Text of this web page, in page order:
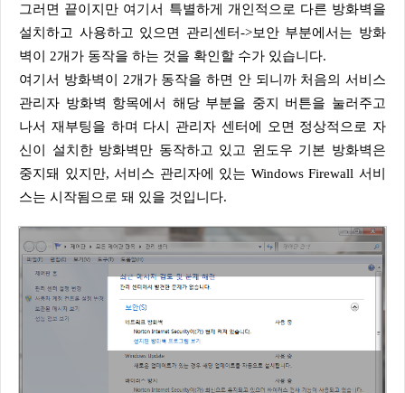
그러면 끝이지만 여기서 특별하게 개인적으로 다른 방화벽을
설치하고 사용하고 있으면 관리센터->보안 부분에서는 방화
벽이 2개가 동작을 하는 것을 확인할 수가 있습니다.
여기서 방화벽이 2개가 동작을 하면 안 되니까 처음의 서비스
관리자 방화벽 항목에서 해당 부분을 중지 버튼을 눌러주고
나서 재부팅을 하며 다시 관리자 센터에 오면 정상적으로 자
신이 설치한 방화벽만 동작하고 있고 윈도우 기본 방화벽은
중지돼 있지만, 서비스 관리자에 있는 Windows Firewall 서비
스는 시작됨으로 돼 있을 것입니다.